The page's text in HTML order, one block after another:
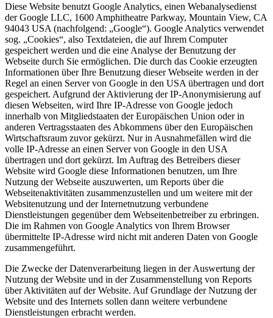
Diese Website benutzt Google Analytics, einen Webanalysedienst
der Google LLC, 1600 Amphitheatre Parkway, Mountain View, CA
94043 USA (nachfolgend: „Google“). Google Analytics verwendet
sog. „Cookies“, also Textdateien, die auf Ihrem Computer
gespeichert werden und die eine Analyse der Benutzung der
Webseite durch Sie ermöglichen. Die durch das Cookie erzeugten
Informationen über Ihre Benutzung dieser Webseite werden in der
Regel an einen Server von Google in den USA übertragen und dort
gespeichert. Aufgrund der Aktivierung der IP-Anonymisierung auf
diesen Webseiten, wird Ihre IP-Adresse von Google jedoch
innerhalb von Mitgliedstaaten der Europäischen Union oder in
anderen Vertragsstaaten des Abkommens über den Europäischen
Wirtschaftsraum zuvor gekürzt. Nur in Ausnahmefällen wird die
volle IP-Adresse an einen Server von Google in den USA
übertragen und dort gekürzt. Im Auftrag des Betreibers dieser
Website wird Google diese Informationen benutzen, um Ihre
Nutzung der Webseite auszuwerten, um Reports über die
Webseitenaktivitäten zusammenzustellen und um weitere mit der
Websitenutzung und der Internetnutzung verbundene
Dienstleistungen gegenüber dem Webseitenbetreiber zu erbringen.
Die im Rahmen von Google Analytics von Ihrem Browser
übermittelte IP-Adresse wird nicht mit anderen Daten von Google
zusammengeführt.
Die Zwecke der Datenverarbeitung liegen in der Auswertung der
Nutzung der Website und in der Zusammenstellung von Reports
über Aktivitäten auf der Website. Auf Grundlage der Nutzung der
Website und des Internets sollen dann weitere verbundene
Dienstleistungen erbracht werden.